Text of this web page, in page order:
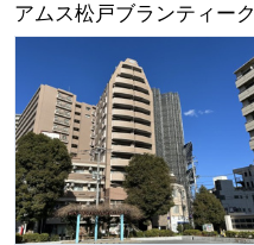
アムス松戸ブランティーク